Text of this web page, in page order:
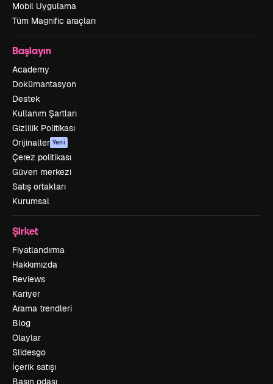
Mobil Uygulama
Tüm Magnific araçları
Başlayın
Academy
Dokümantasyon
Destek
Kullanım Şartları
Gizlilik Politikası
Orijinaller Yeni
Çerez politikası
Güven merkezi
Satış ortakları
Kurumsal
Şirket
Fiyatlandırma
Hakkımızda
Reviews
Kariyer
Arama trendleri
Blog
Olaylar
Slidesgo
İçerik satışı
Basın odası